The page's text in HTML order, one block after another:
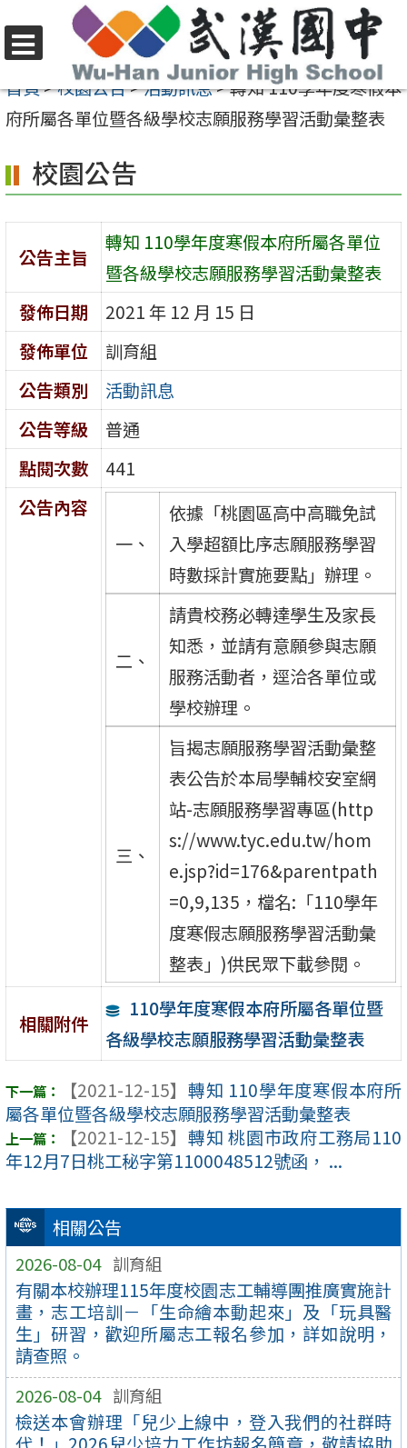
至
要
容
區
選
單
首頁>校園公告>活動訊息>轉知 110學年度寒假本
府所屬各單位暨各級學校志願服務學習活動彙整表
相關公告
2026-08-04 訓育組
有關本校辦理115年度校園志工輔導團推廣實施計
畫，志工培訓－「生命繪本動起來」及「玩具醫
生」研習，歡迎所屬志工報名參加，詳如說明，
請查照。
2026-08-04 訓育組
檢送本會辦理「兒少上線中，登入我們的社群時
校園公告
公告主旨
轉知 110學年度寒假本府所屬各單位
暨各級學校志願服務學習活動彙整表
發佈日期
2021 年 12 月 15 日
發佈單位
訓育組
公告類別
活動訊息
公告等級
普通
點閱次數
441
公告內容
一、
依據「桃園區高中高職免試
入學超額比序志願服務學習
時數採計實施要點」辦理。
二、
請貴校務必轉達學生及家長
知悉，並請有意願參與志願
服務活動者，逕洽各單位或
學校辦理。
三、
旨揭志願服務學習活動彙整
表公告於本局學輔校安室網
站-志願服務學習專區(http
s://www.tyc.edu.tw/hom
e.jsp?id=176&parentpath
=0,9,135，檔名:「110學年
度寒假志願服務學習活動彙
整表」)供民眾下載參閱。
相關附件
110學年度寒假本府所屬各單位暨
各級學校志願服務學習活動彙整表
【2021-12-15】 轉知 110學年度寒假本府所
屬各單位暨各級學校志願服務學習活動彙整表
【2021-12-15】 轉知 桃園市政府工務局110
年12月7日桃工秘字第1100048512號函， ...